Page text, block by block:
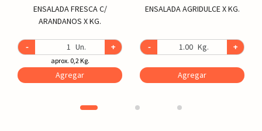
ENSALADA FRESCA C/
ARANDANOS X KG.
- Un. +
aprox. 0,2 Kg.
Agregar
ENSALADA AGRIDULCE X KG.
- Kg. +
Agregar